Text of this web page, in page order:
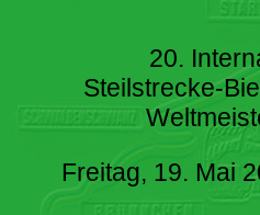
20.
Steilstrecke-
Freitag, 19. Mai